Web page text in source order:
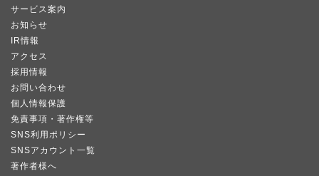
サービス案内
お知らせ
IR情報
アクセス
採用情報
お問い合わせ
個人情報保護
免責事項・著作権等
SNS利用ポリシー
SNSアカウント一覧
著作者様へ